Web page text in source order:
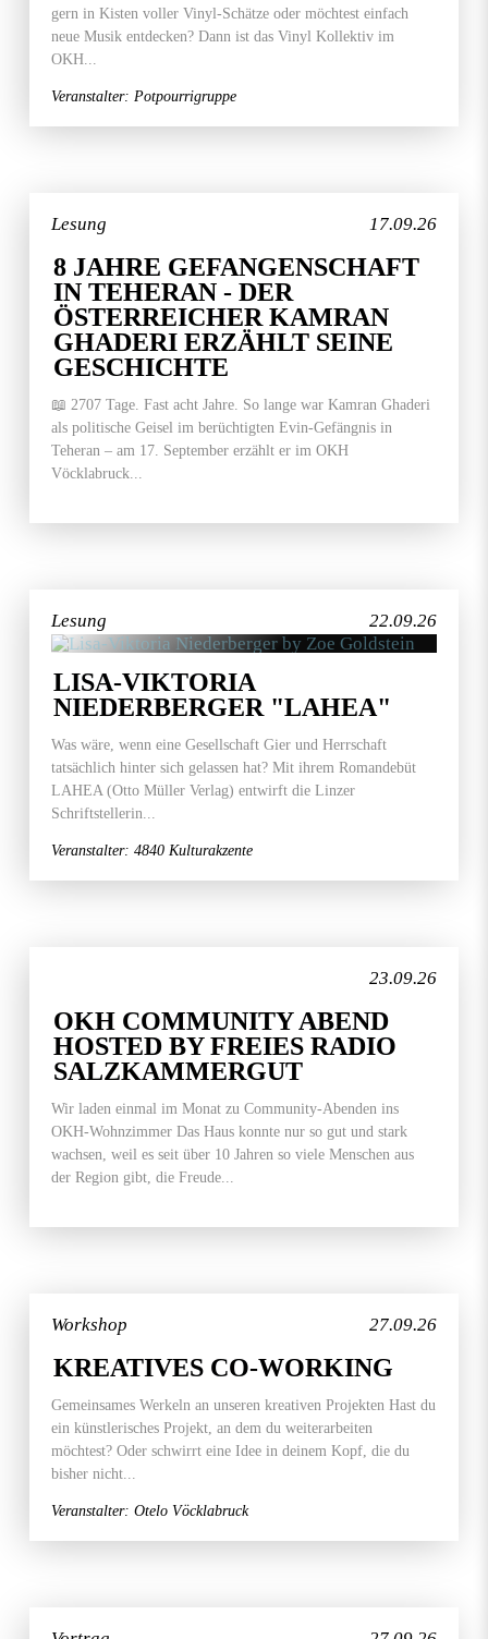
gern in Kisten voller Vinyl-Schätze oder möchtest einfach
neue Musik entdecken? Dann ist das Vinyl Kollektiv im
OKH...
Veranstalter: Potpourrigruppe
17.09.26
Lesung
8 JAHRE GEFANGENSCHAFT
IN TEHERAN - DER
ÖSTERREICHER KAMRAN
GHADERI ERZÄHLT SEINE
GESCHICHTE
📖 2707 Tage. Fast acht Jahre. So lange war Kamran Ghaderi
als politische Geisel im berüchtigten Evin-Gefängnis in
Teheran – am 17. September erzählt er im OKH
Vöcklabruck...
22.09.26
Lesung
LISA-VIKTORIA
NIEDERBERGER "LAHEA"
Was wäre, wenn eine Gesellschaft Gier und Herrschaft
tatsächlich hinter sich gelassen hat? Mit ihrem Romandebüt
LAHEA (Otto Müller Verlag) entwirft die Linzer
Schriftstellerin...
Veranstalter: 4840 Kulturakzente
23.09.26
OKH COMMUNITY ABEND
HOSTED BY FREIES RADIO
SALZKAMMERGUT
Wir laden einmal im Monat zu Community-Abenden ins
OKH-Wohnzimmer Das Haus konnte nur so gut und stark
wachsen, weil es seit über 10 Jahren so viele Menschen aus
der Region gibt, die Freude...
27.09.26
Workshop
KREATIVES CO-WORKING
Gemeinsames Werkeln an unseren kreativen Projekten Hast du
ein künstlerisches Projekt, an dem du weiterarbeiten
möchtest? Oder schwirrt eine Idee in deinem Kopf, die du
bisher nicht...
Veranstalter: Otelo Vöcklabruck